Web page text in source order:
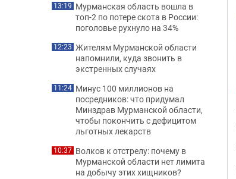
13:19 Мурманская область вошла в
топ-2 по потере скота в России:
поголовье рухнуло на 34%
12:23 Жителям Мурманской области
напомнили, куда звонить в
экстренных случаях
11:24 Минус 100 миллионов на
посредников: что придумал
Минздрав Мурманской области,
чтобы покончить с дефицитом
льготных лекарств
10:37 Волков к отстрелу: почему в
Мурманской области нет лимита
на добычу этих хищников?